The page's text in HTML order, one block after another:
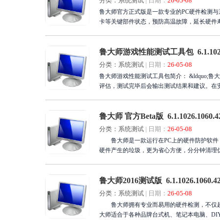
鲁大师官方正式版是一款专业的PC硬件检测
卡等关键部件状态，预防高温故障，延长硬
作效率与娱乐品质。
鲁大师游戏性能测试工具包
分类：系统测试 | 日期： 26-05-08
鲁大师游戏性能测试工具包简介： &ldquo;鲁
评估，测试完毕后会输出测试结果和建议。在
鲁大师 官方Beta版
分类：系统测试 | 日期： 26-05-08
鲁大师是一款运行在PC上的硬件防护软件
硬件产生的垃圾，更为省心方便，分分钟清
鲁大师2016测试版
分类：系统测试 | 日期： 26-05-08
鲁大师拥有专业而易用的硬件检测，不仅超
大师适合于各种品牌台式机、笔记本电脑、